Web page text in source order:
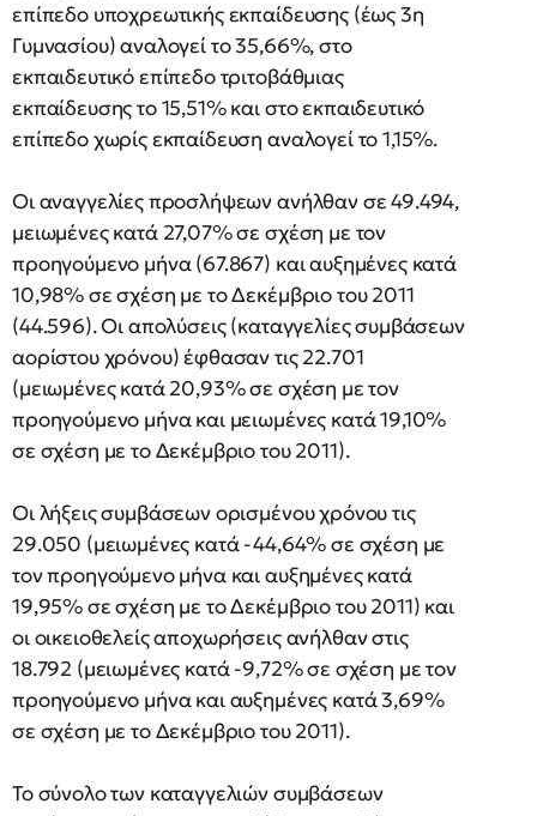
επίπεδο υποχρεωτικής εκπαίδευσης (έως 3η
Γυμνασίου) αναλογεί το 35,66%, στο
εκπαιδευτικό επίπεδο τριτοβάθμιας
εκπαίδευσης το 15,51% και στο εκπαιδευτικό
επίπεδο χωρίς εκπαίδευση αναλογεί το 1,15%.
Οι αναγγελίες προσλήψεων ανήλθαν σε 49.494,
μειωμένες κατά 27,07% σε σχέση με τον
προηγούμενο μήνα (67.867) και αυξημένες κατά
10,98% σε σχέση με το Δεκέμβριο του 2011
(44.596). Οι απολύσεις (καταγγελίες συμβάσεων
αορίστου χρόνου) έφθασαν τις 22.701
(μειωμένες κατά 20,93% σε σχέση με τον
προηγούμενο μήνα και μειωμένες κατά 19,10%
σε σχέση με το Δεκέμβριο του 2011).
Οι λήξεις συμβάσεων ορισμένου χρόνου τις
29.050 (μειωμένες κατά -44,64% σε σχέση με
τον προηγούμενο μήνα και αυξημένες κατά
19,95% σε σχέση με το Δεκέμβριο του 2011) και
οι οικειοθελείς αποχωρήσεις ανήλθαν στις
18.792 (μειωμένες κατά -9,72% σε σχέση με τον
προηγούμενο μήνα και αυξημένες κατά 3,69%
σε σχέση με το Δεκέμβριο του 2011).
Το σύνολο των καταγγελιών συμβάσεων